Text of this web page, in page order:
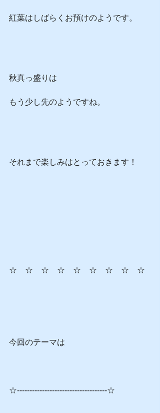
紅葉はしばらくお預けのようです。
秋真っ盛りは
もう少し先のようですね。
それまで楽しみはとっておきます！
☆　☆　☆　☆　☆　☆　☆　☆　☆
今回のテーマは
☆------------------------------------☆